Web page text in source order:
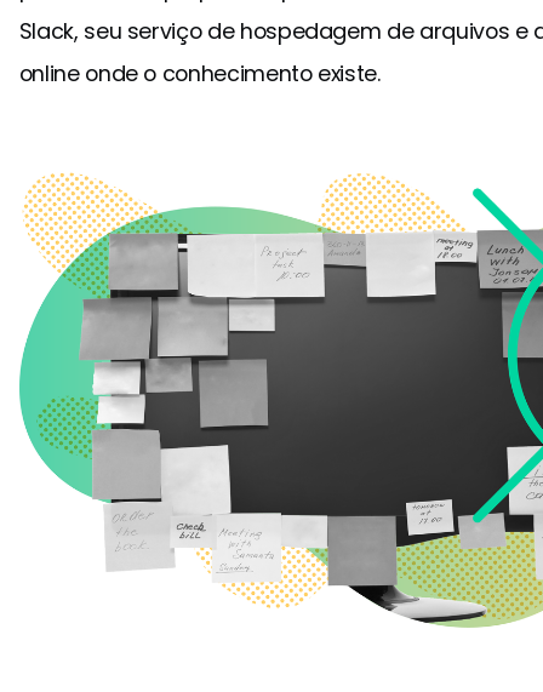
Slack, seu serviço de hospedagem de arquivos e
online onde o conhecimento existe.